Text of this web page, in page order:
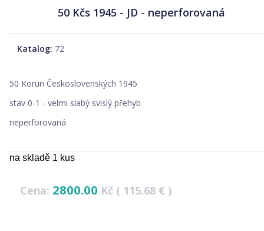
50 Kčs 1945 - JD - neperforovaná
Katalog: 72
50 Korun Československých 1945
stav 0-1 - velmi slabý svislý přehyb
neperforovaná
na skladě 1 kus
Cena: 2800.00 Kč ( 115.68 € )